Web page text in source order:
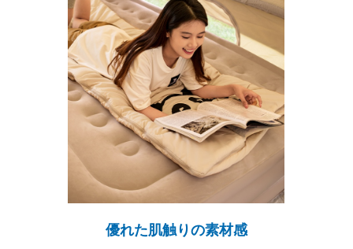
優れた肌触りの素材感